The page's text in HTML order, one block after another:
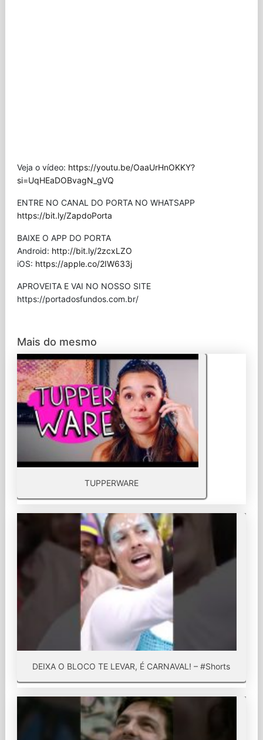
Veja o vídeo: https://youtu.be/OaaUrHnOKKY?
si=UqHEaDOBvagN_gVQ
ENTRE NO CANAL DO PORTA NO WHATSAPP
https://bit.ly/ZapdoPorta
BAIXE O APP DO PORTA
Android: http://bit.ly/2zcxLZO
iOS: https://apple.co/2IW633j
APROVEITA E VAI NO NOSSO SITE
⁠https://portadosfundos.com.br/
Mais do mesmo
TUPPERWARE
DEIXA O BLOCO TE LEVAR, É CARNAVAL! – #Shorts